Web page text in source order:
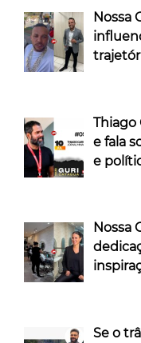
Nossa
Thiago
e fala
e
Nossa
Se o